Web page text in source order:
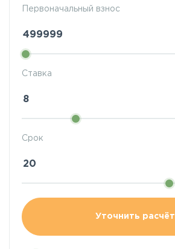
Ставка
Первоначальный взнос
Срок
Уточнить расчёт